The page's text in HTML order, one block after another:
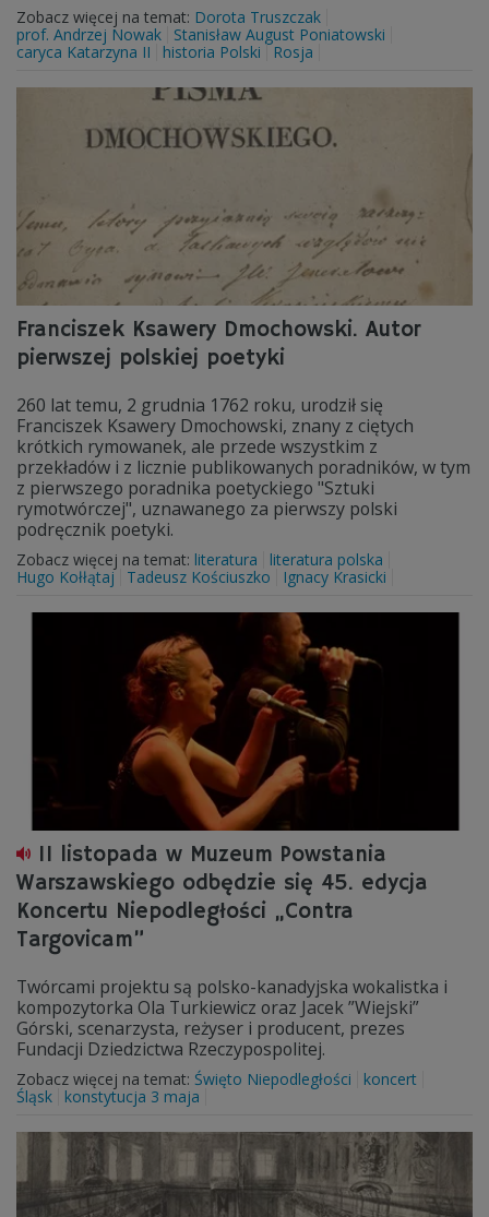
Zobacz więcej na temat: Dorota Truszczak
prof. Andrzej Nowak
Stanisław August Poniatowski
caryca Katarzyna II
historia Polski Rosja
Franciszek Ksawery Dmochowski. Autor
pierwszej polskiej poetyki
260 lat temu, 2 grudnia 1762 roku, urodził się
Franciszek Ksawery Dmochowski, znany z ciętych
krótkich rymowanek, ale przede wszystkim z
przekładów i z licznie publikowanych poradników, w tym
z pierwszego poradnika poetyckiego "Sztuki
rymotwórczej", uznawanego za pierwszy polski
podręcznik poetyki.
Zobacz więcej na temat: literatura
literatura polska
Hugo Kołłątaj
Tadeusz Kościuszko Ignacy Krasicki
11 listopada w Muzeum Powstania
Warszawskiego odbędzie się 45. edycja
Koncertu Niepodległości „Contra
Targovicam”
Twórcami projektu są polsko-kanadyjska wokalistka i
kompozytorka Ola Turkiewicz oraz Jacek ”Wiejski”
Górski, scenarzysta, reżyser i producent, prezes
Fundacji Dziedzictwa Rzeczypospolitej.
Zobacz więcej na temat: Święto Niepodległości
koncert
Śląsk
konstytucja 3 maja